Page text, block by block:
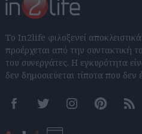
Το In2life φιλοξενεί
προέρχεται από την συντακτική
του συνεργάτες. Η εγκυρότητα
δεν δημοσιεύεται τίποτα που δεν
FacebookTwitter InstagramPinterest